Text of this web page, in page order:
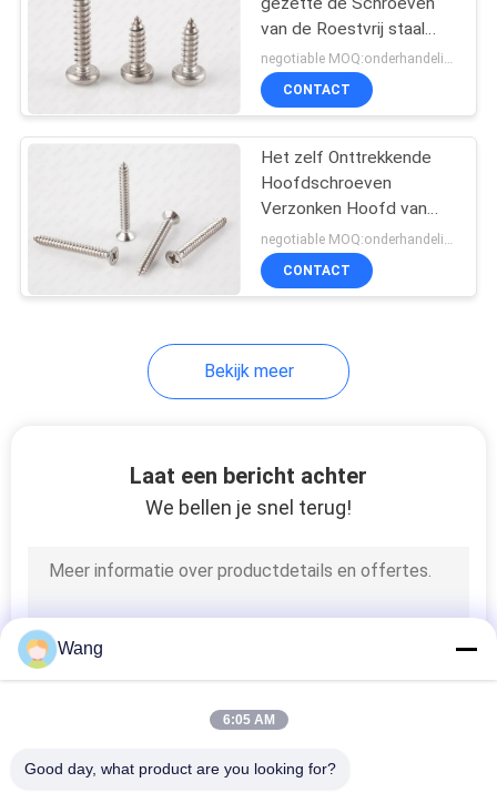
van de Roestvrij staal
Pan Hoofdmachine Zelf
Onttrekken DIN 7981
negotiable MOQ:onderhandelingen
CONTACT
Het zelf Onttrekkende
Hoofdschroeven
Verzonken Hoofd van
Roestvrij staalphillips een
B-Punt
negotiable MOQ:onderhandelingen
CONTACT
Bekijk meer
Laat een bericht achter
We bellen je snel terug!
Wang
6:05 AM
Good day, what product are you looking for?